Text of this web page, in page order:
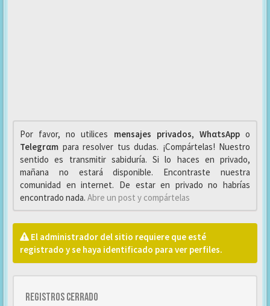
Por favor, no utilices mensajes privados, WhαtsAppo
Telegrαm para resolver tus dudas. ¡Compártelas! Nuestro
sentido es transmitir sabiduría. Si lo haces en privado,
mañana no estará disponible. Encontraste nuestra
comunidad en internet. De estar en privado no habrías
encontrado nada. Abre un post y compártelas
El administrador del sitio requiere que esté
registrado y se haya identificado para ver perfiles.
Registros cerrado